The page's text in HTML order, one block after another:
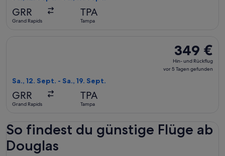
GRR
Grand Rapids
TPA
Tampa
349 €
Hin-
und
349 €
Hin- und Rückflug
vor 5 Tagen gefunden
Sa., 12. Sept. - Sa., 19. Sept.
GRR
Grand Rapids
TPA
Tampa
So findest du günstige Flüge ab
Douglas